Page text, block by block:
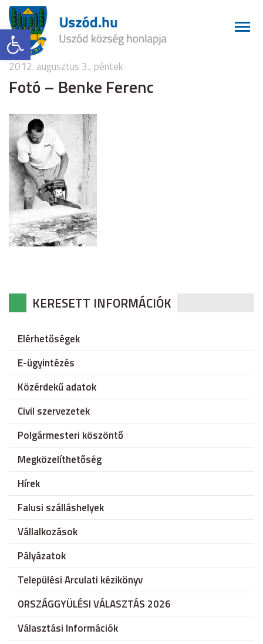
Eszköztár megnyitása
2012. augusztus 3., péntek
Fotó – Benke Ferenc
KERESETT INFORMÁCIÓK
Elérhetőségek
E-ügyintézés
Közérdekű adatok
Civil szervezetek
Polgármesteri köszöntő
Megközelíthetőség
Hírek
Falusi szálláshelyek
Vállalkozások
Pályázatok
Települési Arculati kézikönyv
ORSZÁGGYÜLÉSI VÁLASZTÁS 2026
Választási Információk